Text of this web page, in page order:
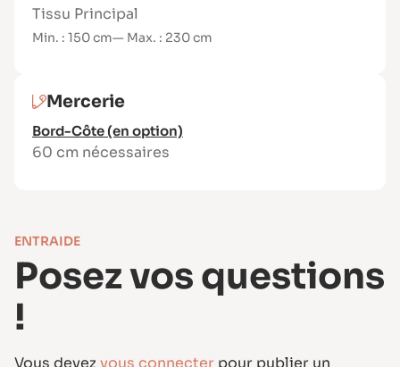
découpes apportent une touche originale,
sans complexifier le montage.
Tissu Principal
Min. : 150 cm— Max. : 230 cm
Mercerie
Bord-Côte (en option)
60 cm nécessaires
ENTRAIDE
Posez vos questions
!
Vous devezvous connecter pour publier un